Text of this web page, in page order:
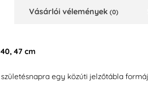
Vásárlói vélemények (0)
47 cm
egy közúti jelzőtábla